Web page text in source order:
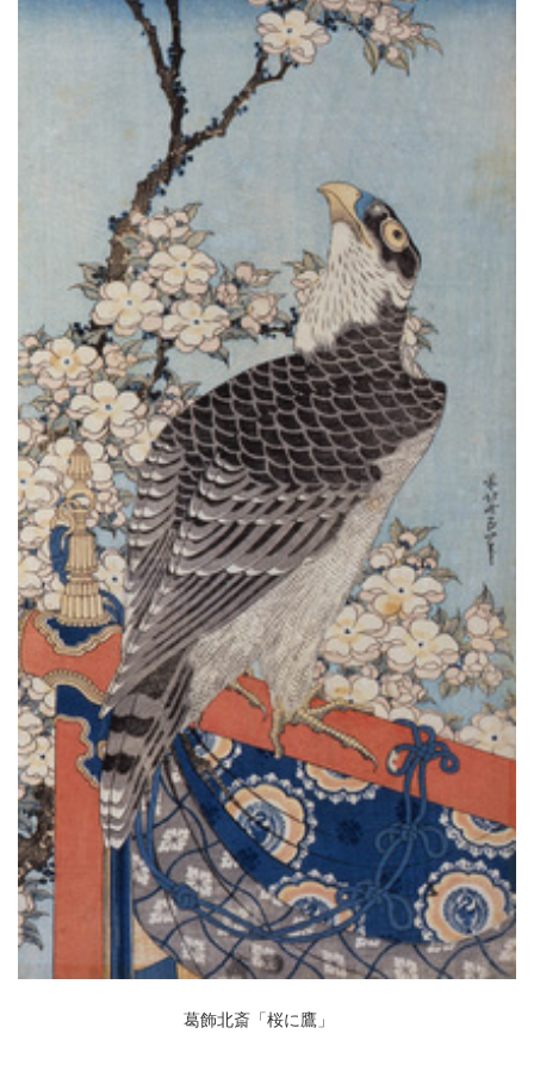
葛飾北斎「桜に鷹」